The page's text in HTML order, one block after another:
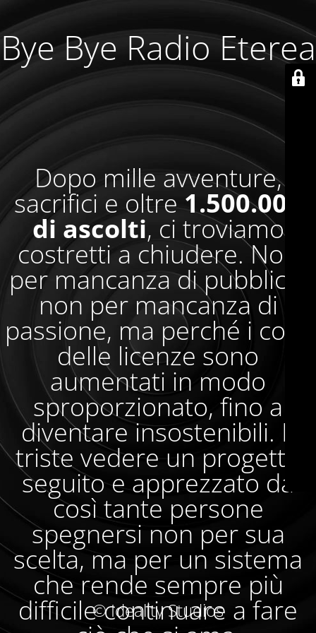
Bye Bye Radio Eterea
Dopo mille avventure,
sacrifici e oltre1.500.000
di ascolti, ci troviamo
costretti a chiudere. Non
per mancanza di pubblico,
non per mancanza di
passione, ma perché i costi
delle licenze sono
aumentati in modo
sproporzionato, fino a
diventare insostenibili. È
triste vedere un progetto
seguito e apprezzato da
così tante persone
spegnersi non per sua
scelta, ma per un sistema
che rende sempre più
difficile continuare a fare
© Ideality Studios